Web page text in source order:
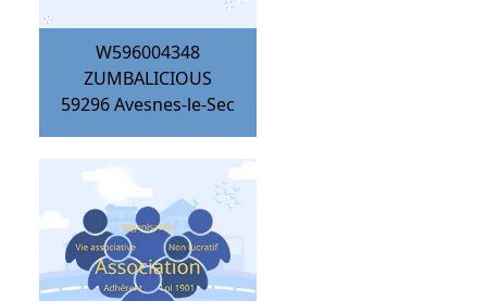
W596004348
ZUMBALICIOUS
59296Avesnes-le-Sec